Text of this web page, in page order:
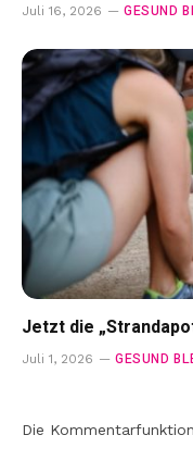
Juli 16, 2026 GESUND
Jetzt die
Juli 1, 2026 GESUND
Die